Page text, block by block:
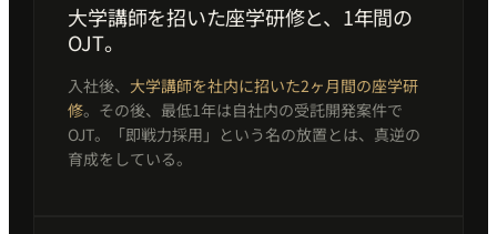
大学講師を招いた座学研修と、1年間の
OJT。
入社後、 大学講師を社内に招いた2ヶ月間の座学研
修。その後、最低1年は自社内の受託開発案件で
OJT。「即戦力採用」という名の放置とは、真逆の
育成をしている。